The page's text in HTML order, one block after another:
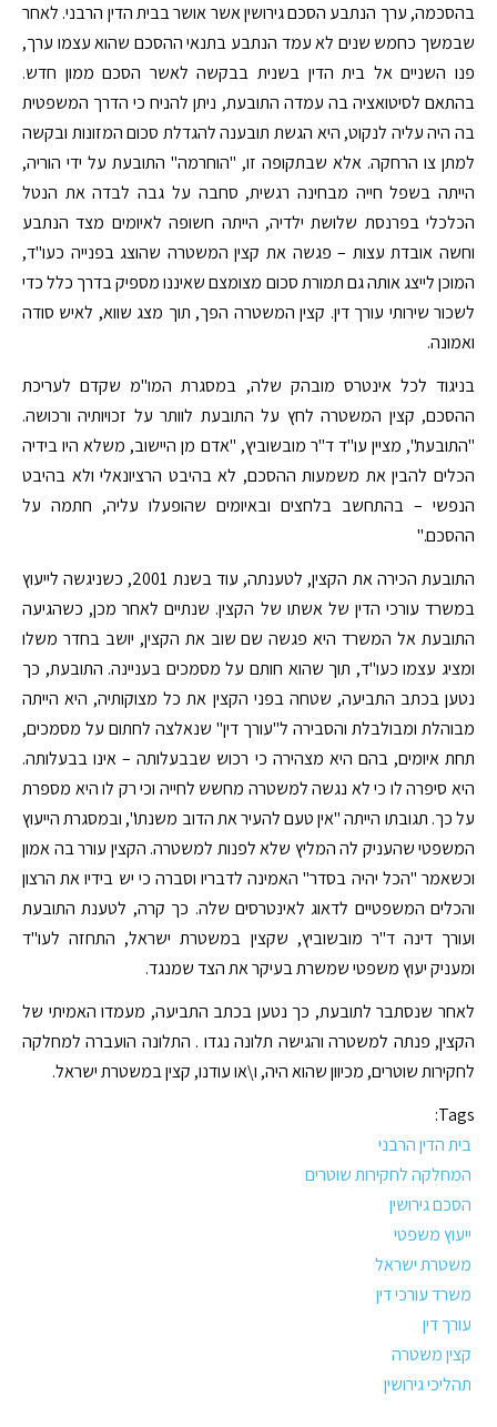
בהסכמה, ערך הנתבע הסכם גירושין אשר אושר בבית הדין הרבני. לאחר
שבמשך כחמש שנים לא עמד הנתבע בתנאי ההסכם שהוא עצמו ערך,
פנו השניים אל בית הדין בשנית בבקשה לאשר הסכם ממון חדש.
בהתאם לסיטואציה בה עמדה התובעת, ניתן להניח כי הדרך המשפטית
בה היה עליה לנקוט, היא הגשת תובענה להגדלת סכום המזונות ובקשה
למתן צו הרחקה. אלא שבתקופה זו, "הוחרמה" התובעת על ידי הוריה,
הייתה בשפל חייה מבחינה רגשית, סחבה על גבה לבדה את הנטל
הכלכלי בפרנסת שלושת ילדיה, הייתה חשופה לאיומים מצד הנתבע
וחשה אובדת עצות – פגשה את קצין המשטרה שהוצג בפנייה כעו"ד,
המוכן לייצג אותה גם תמורת סכום מצומצם שאיננו מספיק בדרך כלל כדי
לשכור שירותי עורך דין. קצין המשטרה הפך, תוך מצג שווא, לאיש סודה
ואמונה.
בניגוד לכל אינטרס מובהק שלה, במסגרת המו"מ שקדם לעריכת
ההסכם, קצין המשטרה לחץ על התובעת לוותר על זכויותיה ורכושה.
"התובעת", מציין עו"ד ד"ר מובשוביץ, "אדם מן היישוב, משלא היו בידיה
הכלים להבין את משמעות ההסכם, לא בהיבט הרציונאלי ולא בהיבט
הנפשי – בהתחשב בלחצים ובאיומים שהופעלו עליה, חתמה על
ההסכם."
התובעת הכירה את הקצין, לטענתה, עוד בשנת 2001, כשניגשה לייעוץ
במשרד עורכי הדין של אשתו של הקצין. שנתיים לאחר מכן, כשהגיעה
התובעת אל המשרד היא פגשה שם שוב את הקצין, יושב בחדר משלו
ומציג עצמו כעו"ד, תוך שהוא חותם על מסמכים בעניינה. התובעת, כך
נטען בכתב התביעה, שטחה בפני הקצין את כל מצוקותיה, היא הייתה
מבוהלת ומבולבלת והסבירה ל"עורך דין" שנאלצה לחתום על מסמכים,
תחת איומים, בהם היא מצהירה כי רכוש שבבעלותה – אינו בבעלותה.
היא סיפרה לו כי לא נגשה למשטרה מחשש לחייה וכי רק לו היא מספרת
על כך. תגובתו הייתה "אין טעם להעיר את הדוב משנתו", ובמסגרת הייעוץ
המשפטי שהעניק לה המליץ שלא לפנות למשטרה. הקצין עורר בה אמון
וכשאמר "הכל יהיה בסדר" האמינה לדבריו וסברה כי יש בידיו את הרצון
והכלים המשפטיים לדאוג לאינטרסים שלה. כך קרה, לטענת התובעת
ועורך דינה ד"ר מובשוביץ, שקצין במשטרת ישראל, התחזה לעו"ד
ומעניק יעוץ משפטי שמשרת בעיקר את הצד שמנגד.
לאחר שנסתבר לתובעת, כך נטען בכתב התביעה, מעמדו האמיתי של
הקצין, פנתה למשטרה והגישה תלונה נגדו . התלונה הועברה למחלקה
לחקירות שוטרים, מכיוון שהוא היה, ו\או עודנו, קצין במשטרת ישראל.
Tags:
בית הדין הרבני
המחלקה לחקירות שוטרים
הסכם גירושין
ייעוץ משפטי
משטרת ישראל
משרד עורכי דין
עורך דין
קצין משטרה
תהליכי גירושין